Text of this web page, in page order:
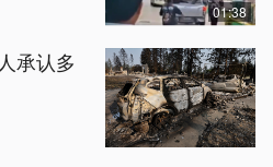
01:38
承认多